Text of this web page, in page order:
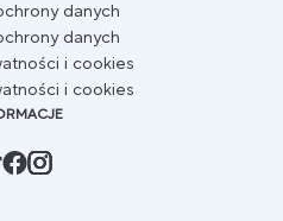
danych
danych
i cookies
i cookies